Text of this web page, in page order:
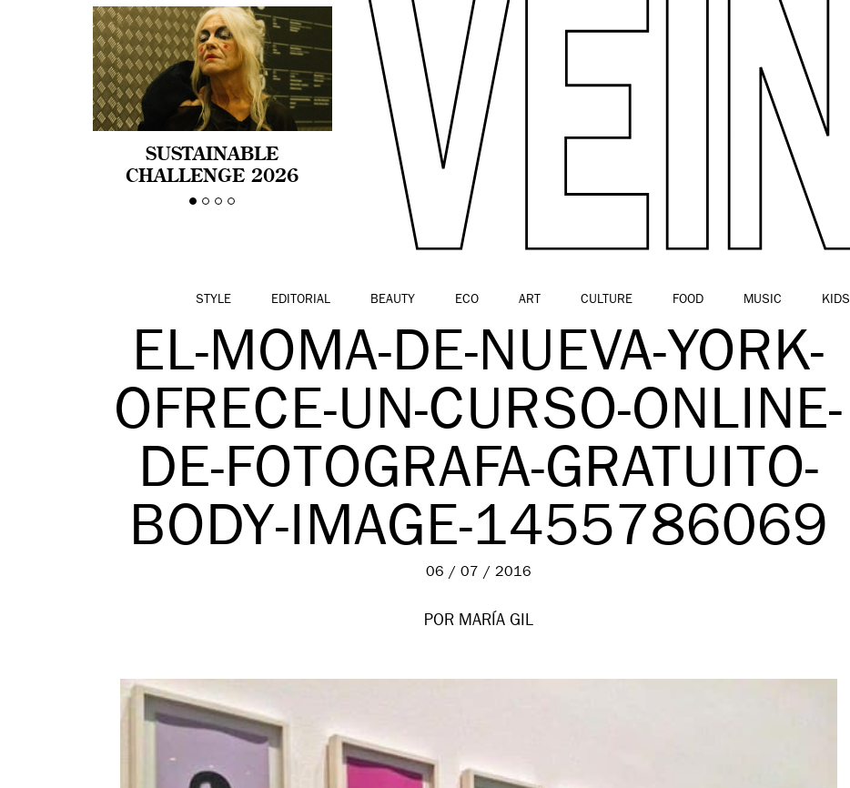
SUSTAINABLE
CHALLENGE 2026
CELEBRA LA
STYLE EDITORIAL BEAUTY ECO ART CULTURE FOOD MUSIC KIDS
EL-MOMA-DE-NUEVA-YORK-
OFRECE-UN-CURSO-ONLINE-
DE-FOTOGRAFA-GRATUITO-
BODY-IMAGE-1455786069
06 / 07 / 2016
POR MARÍA GIL